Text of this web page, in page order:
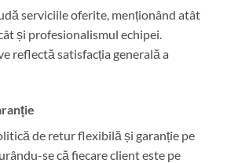
serviciile oferite, menționând atât
și profesionalismul echipei.
reflectă satisfacția generală a
de retur flexibilă și garanție pe
se că fiecare client este pe